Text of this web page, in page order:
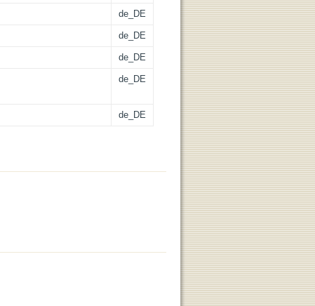
de_DE
de_DE
de_DE
de_DE
de_DE